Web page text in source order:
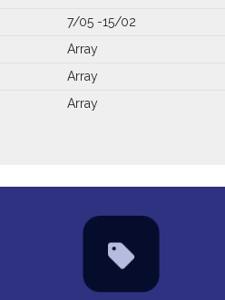
7/05 -15/02
Array
Array
Array